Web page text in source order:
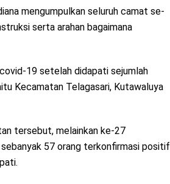
mengumpulkan seluruh camat se-
serta arahan bagaimana
19 setelah didapati sejumlah
Kecamatan Telagasari, Kutawaluya
tersebut, melainkan ke-27
57 orang terkonfirmasi positif